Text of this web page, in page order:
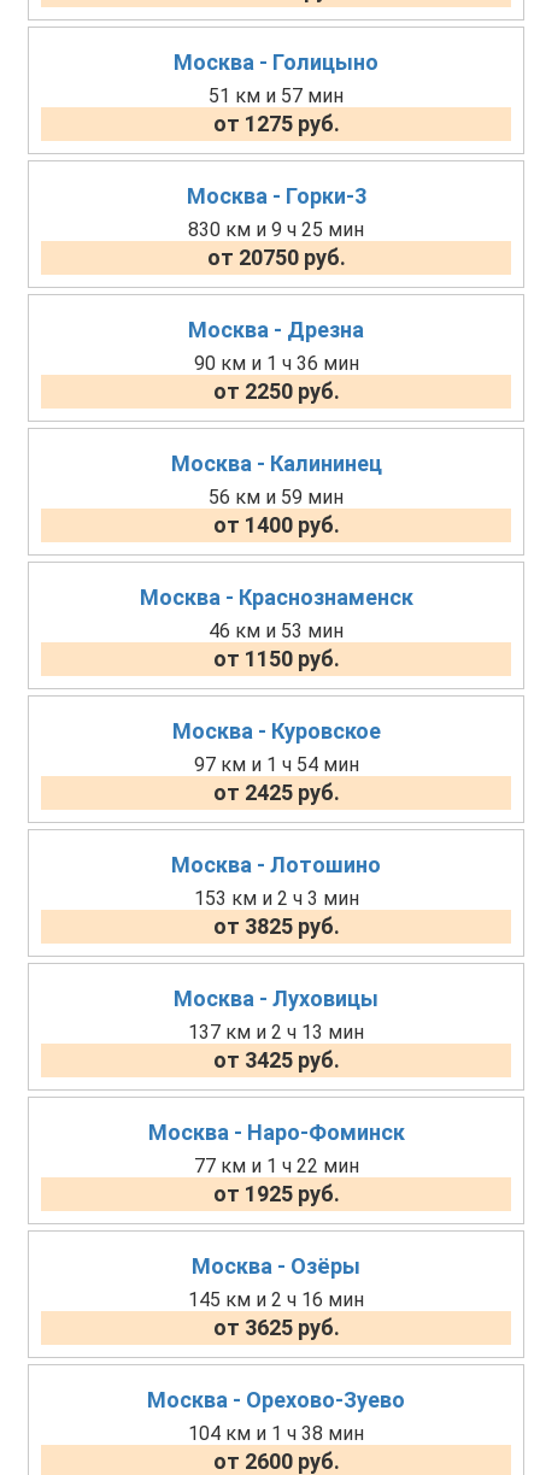
Москва - Голицыно
51 км и 57 мин
от 1275 руб.
Москва - Горки-3
830 км и 9 ч 25 мин
от 20750 руб.
Москва - Дрезна
90 км и 1 ч 36 мин
от 2250 руб.
Москва - Калининец
56 км и 59 мин
от 1400 руб.
Москва - Краснознаменск
46 км и 53 мин
от 1150 руб.
Москва - Куровское
97 км и 1 ч 54 мин
от 2425 руб.
Москва - Лотошино
153 км и 2 ч 3 мин
от 3825 руб.
Москва - Луховицы
137 км и 2 ч 13 мин
от 3425 руб.
Москва - Наро-Фоминск
77 км и 1 ч 22 мин
от 1925 руб.
Москва - Озёры
145 км и 2 ч 16 мин
от 3625 руб.
Москва - Орехово-Зуево
104 км и 1 ч 38 мин
от 2600 руб.